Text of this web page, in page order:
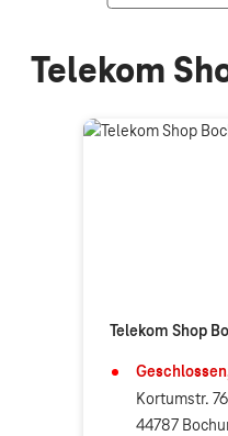
Telekom
Telekom Shop
Kortumstr. 76
44787